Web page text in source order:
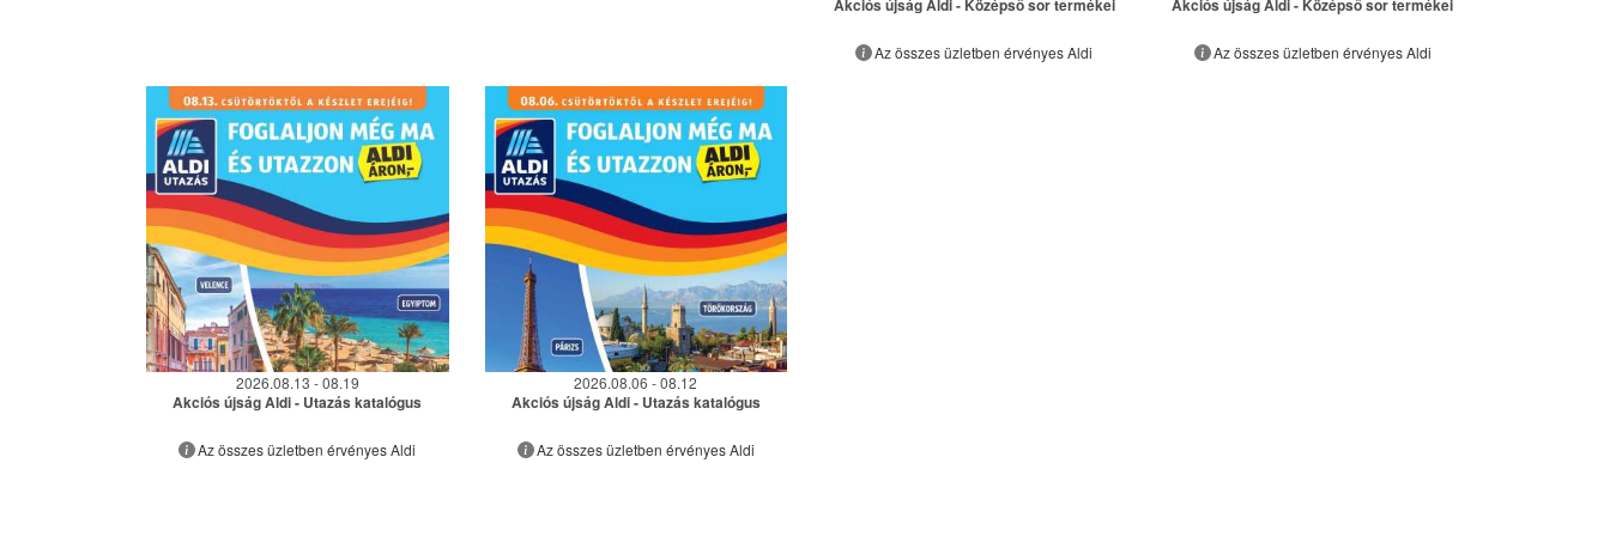
Az összes üzletben érvényes Aldi Az összes üzletben érvényes Aldi
2026.08.13 - 08.19
Akciós újság Aldi - Utazás katalógus
Az összes üzletben érvényes Aldi
2026.08.06 - 08.12
Akciós újság Aldi - Utazás katalógus
Az összes üzletben érvényes Aldi